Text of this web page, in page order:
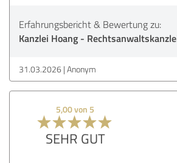
Erfahrungsbericht & Bewertung zu:
Kanzlei Hoang -
31.03.2026 Anonym
5,00 von 5
SEHR GUT